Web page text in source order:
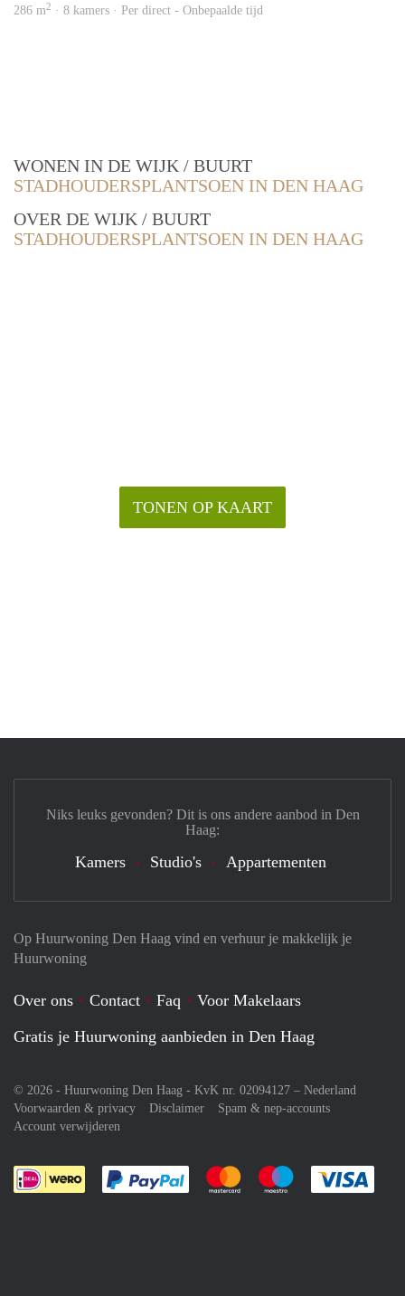
286 m2 · 8 kamers · Per direct - Onbepaalde tijd
WONEN IN DE WIJK / BUURT
STADHOUDERSPLANTSOEN IN DEN HAAG
OVER DE WIJK / BUURT
STADHOUDERSPLANTSOEN IN DEN HAAG
TONEN OP KAART
Op Huurwoning Den Haag vind en verhuur je makkelijk je
Huurwoning
Over ons Contact Faq
Voor Makelaars
Gratis je Huurwoning aanbieden in Den Haag
© 2026 - Huurwoning Den Haag - KvK nr. 02094127 – Nederland
Voorwaarden & privacy
Disclaimer
Spam & nep-accounts
Account verwijderen
Je rekent gemakkelijk af met Paypal
Je rekent gemakkelijk af met
Je rekent
Niks leuks gevonden? Dit is ons andere aanbod in Den
Haag:
Kamers Studio's Appartementen